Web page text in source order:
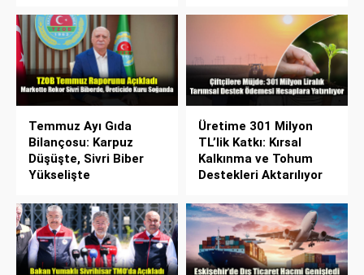
Temmuz Ayı Gıda
Bilançosu: Karpuz
Düşüşte, Sivri Biber
Yükselişte
Üretime 301 Milyon
TL’lik Katkı: Kırsal
Kalkınma ve Tohum
Destekleri Aktarılıyor